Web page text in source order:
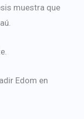
muestra que
Edom en